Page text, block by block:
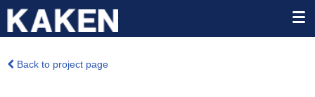
Back to project page